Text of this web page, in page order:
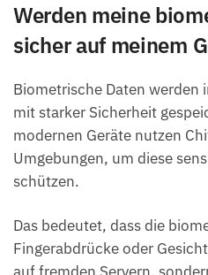
Werden meine
sicher auf meinem
Biometrische Daten werden
mit starker Sicherheit
modernen Geräte nutzen
Umgebungen, um diese
schützen.
Das bedeutet, dass die
Fingerabdrücke oder